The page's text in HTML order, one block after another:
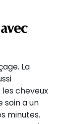
La
les cheveux
soin a un
minutes.